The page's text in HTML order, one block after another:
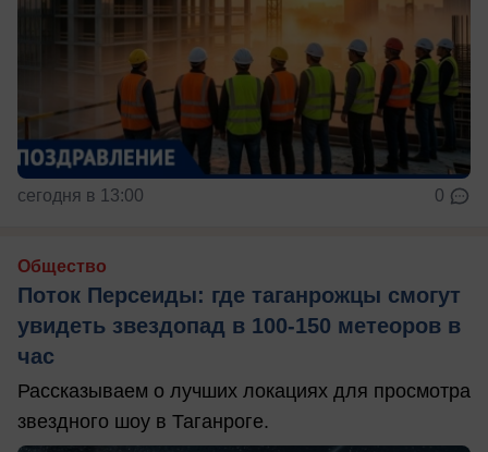
сегодня в 13:00 0
Общество
Поток Персеиды: где таганрожцы смогут
увидеть звездопад в 100-150 метеоров в
час
Рассказываем о лучших локациях для просмотра
звездного шоу в Таганроге.